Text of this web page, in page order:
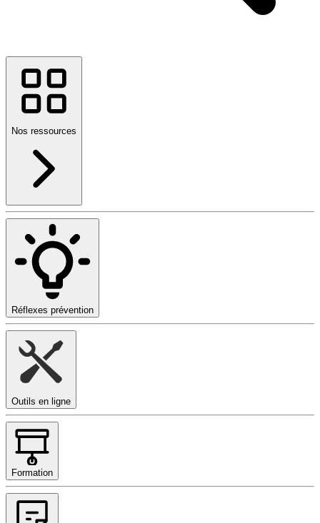
Nos ressources
Réflexes prévention
Outils en ligne
Formation